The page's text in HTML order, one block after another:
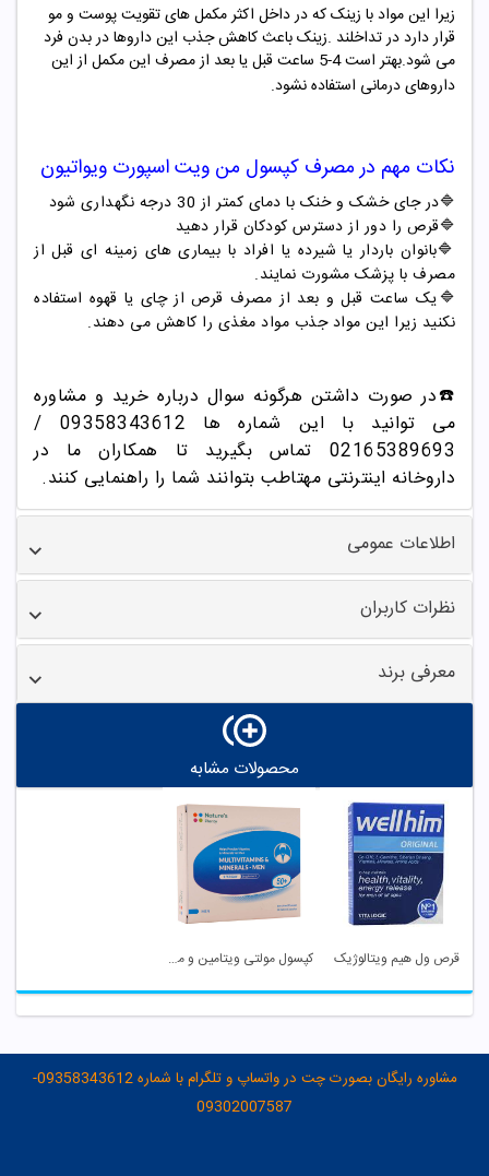
زیرا این مواد با زینک که در داخل اکثر مکمل های تقویت پوست و مو
قرار دارد در تداخلند .زینک باعث کاهش جذب این داروها در بدن فرد
می شود.بهتر است 4-5 ساعت قبل یا بعد از مصرف این مکمل از این
داروهای درمانی استفاده نشود.
نکات مهم در مصرف کپسول من ویت اسپورت ویواتیون
🔷در جای خشک و خنک با دمای کمتر از 30 درجه نگهداری شود
🔷قرص را دور از دسترس کودکان قرار دهید
🔷بانوان باردار یا شیرده یا افراد با بیماری های زمینه ای قبل از
مصرف با پزشک مشورت نمایند.
🔷یک ساعت قبل و بعد از مصرف قرص از چای یا قهوه استفاده
نکنید زیرا این مواد جذب مواد مغذی را کاهش می دهند.
☎️در صورت داشتن هرگونه سوال درباره خرید و مشاوره
می توانید با این شماره ها 09358343612 /
02165389693
تماس بگیرید تا همکاران ما در
داروخانه اینترنتی مهتاطب بتوانند شما را راهنمایی کنند.
اطلاعات عمومی
نظرات کاربران
معرفی برند
محصولات مشابه
قرص ول هیم ویتالوژیک کپسول مولتی ویتامین و مینرال آقایان بالای 50 ...
مشاوره رایگان بصورت چت در واتساپ و تلگرام با شماره 09358343612-
09302007587